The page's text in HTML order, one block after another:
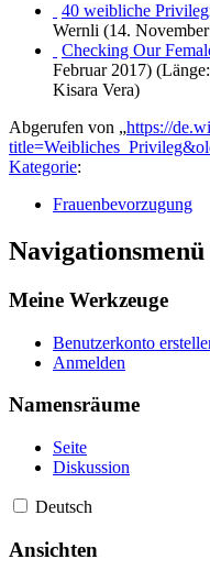
40 weibliche
Wernli (14.
Checking Our
Februar 2017)
Kisara Vera)
Abgerufen von „https://
Kategorie:
Frauenbevorzugung
Navigationsmenü
Meine Werkzeuge
Benutzerkonto
Anmelden
Namensräume
Seite
Diskussion
Deutsch
Ansichten